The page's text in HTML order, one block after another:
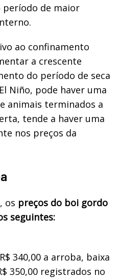
período de maior
ao confinamento
a crescente
do período de seca
Niño, pode haver uma
animais terminados a
tende a haver uma
nos preços da
os preços do boi gordo
seguintes:
340,00 a arroba, baixa
350,00 registrados no